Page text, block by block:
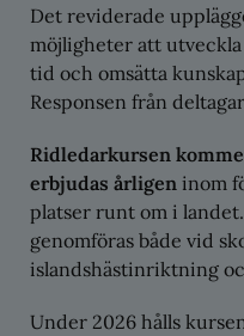
Det reviderade
möjligheter att
tid och omsätta
Responsen från
Ridledarkursen
erbjudas årligen inom
platser runt om i
genomföras både vid
islandshästinriktning
Under 2026 hålls